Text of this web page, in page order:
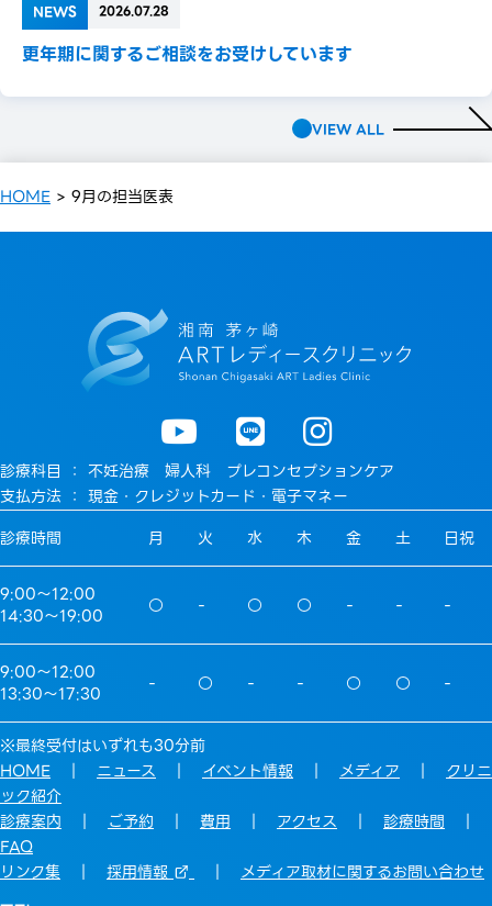
NEWS 2026.07.28
更年期に関するご相談をお受けしています
VIEW ALL
HOME > 9月の担当医表
診療科目 ： 不妊治療 婦人科 プレコンセプションケア
支払方法 ： 現金・クレジットカード・電子マネー
診療時間
月 火 水 木 金 土 日祝
9:00〜12:00
14:30〜19:00
○ - ○ ○ - - -
9:00〜12:00
13:30〜17:30
- ○ - - ○ ○ -
※最終受付はいずれも30分前
HOME ｜ ニュース ｜ イベント情報 ｜ メディア ｜ クリニ
ック紹介
診療案内 ｜ ご予約 ｜ 費用 ｜ アクセス ｜ 診療時間 ｜
FAQ
リンク集 ｜ 採用情報 ｜ メディア取材に関するお問い合わせ